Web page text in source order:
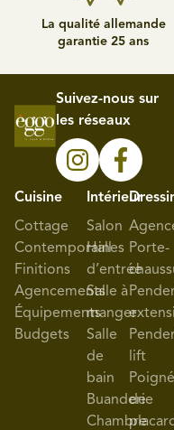
La qualité allemande
garantie 25 ans
Suivez-nous sur
les réseaux
Cuisine
Cottage
Contemporaines
Finitions
Agencements
Équipements
Budgets
Intérieur
Salon
Hall
d’entrée
Salle à
manger
Salle
de
bain
Buanderie
Chambre
Porte-
lift
de